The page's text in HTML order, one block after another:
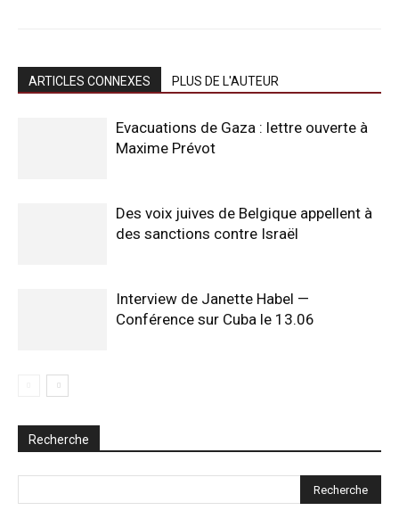
ARTICLES CONNEXES PLUS DE L'AUTEUR
Evacuations de Gaza : lettre ouverte à
Maxime Prévot
Des voix juives de Belgique appellent à
des sanctions contre Israël
Interview de Janette Habel —
Conférence sur Cuba le 13.06
Recherche